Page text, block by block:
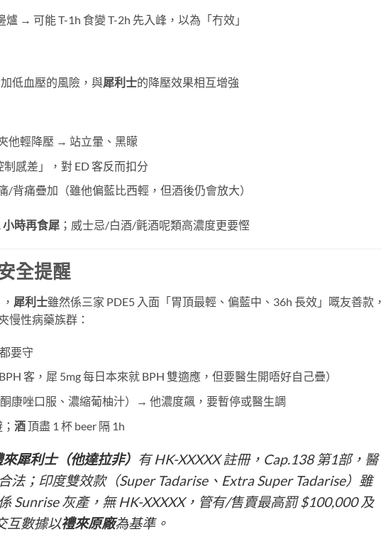
→ 可能 T-1h 食變 T-2h 先入峰，以為「冇效」
低血壓的風險，與犀利士的降壓效果相互增強
他輕降壓 → 站立暈、黑矇
感差」，對 ED 客反而扣分
/背痛疊加（雖他偏藍比西輕，但酒後仍會放大）
小時再食犀；威士忌/白酒/氈酒呢類高濃度更要慳
全提醒
犀利士雖然係三家 PDE5 入面「胃頂最輕、偏藍中、36h 長效」嘅友善款
慢性病藥族群：
要守
客，犀 5mg 每日本來就 BPH 雙適應，但要醫生開唔好自己疊）
酮康唑口服、濃縮葡柚汁）→ 他濃度飆，要暫停或醫生調
酒​ 頂盡 1 杯 beer 隔 1h
來犀利士（他達拉非） 有 HK-XXXXX 註冊，Cap.138 第1部，醫
法；印度雙效款（Super Tadarise、Extra Super Tadarise）雖
Sunrise 灰產，無 HK-XXXXX，管有/售賣最高罰 $100,000 及
互數據以禮來原廠為基準。